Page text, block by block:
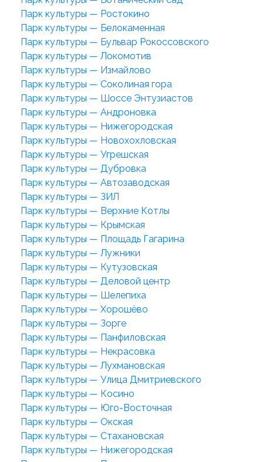
Парк культуры — Ростокино
Парк культуры — Белокаменная
Парк культуры — Бульвар Рокоссовского
Парк культуры — Локомотив
Парк культуры — Измайлово
Парк культуры — Соколиная гора
Парк культуры — Шоссе Энтузиастов
Парк культуры — Андроновка
Парк культуры — Нижегородская
Парк культуры — Новохохловская
Парк культуры — Угрешская
Парк культуры — Дубровка
Парк культуры — Автозаводская
Парк культуры — ЗИЛ
Парк культуры — Верхние Котлы
Парк культуры — Крымская
Парк культуры — Площадь Гагарина
Парк культуры — Лужники
Парк культуры — Кутузовская
Парк культуры — Деловой центр
Парк культуры — Шелепиха
Парк культуры — Хорошёво
Парк культуры — Зорге
Парк культуры — Панфиловская
Парк культуры — Некрасовка
Парк культуры — Лухмановская
Парк культуры — Улица Дмитриевского
Парк культуры — Косино
Парк культуры — Юго-Восточная
Парк культуры — Окская
Парк культуры — Стахановская
Парк культуры — Нижегородская